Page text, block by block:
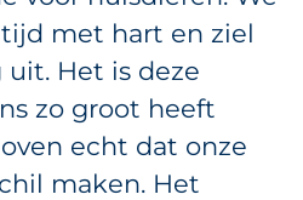
met hart en ziel
uit. Het is deze
zo groot heeft
echt dat onze
maken. Het